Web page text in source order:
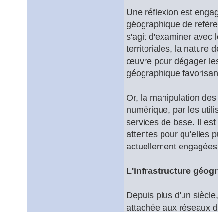
Une réflexion est
géographique de
s'agit d'examiner avec
territoriales, la nature
œuvre pour dégager
géographique
Or, la manipulation
numérique, par les
services de base. Il
attentes pour qu'elles
actuellement
L'infrastructure
Depuis plus d'un
attachée aux réseaux